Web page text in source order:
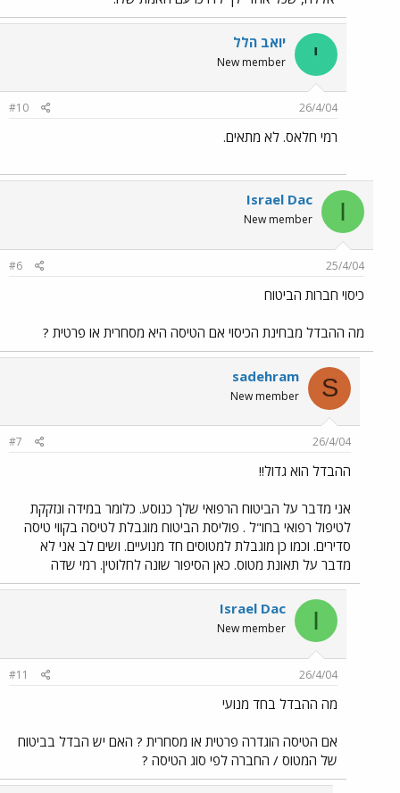
י יואב הלל
New member
26/4/04
#10
רמי חלאס. לא מתאים.
I
Israel Dac
New member
25/4/04
#6
כיסוי חברות הביטוח
מה ההבדל מבחינת הכיסוי אם הטיסה היא מסחרית או פרטית ?
S
sadehram
New member
26/4/04
#7
ההבדל הוא גדול!!
אני מדבר על הביטוח הרפואי שלך כנוסע. כלומר במידה ונזקקת
לטיפול רפואי בחו"ל . פוליסת הביטוח מוגבלת לטיסה בקווי טיסה
סדירים. וכמו כן מוגבלת למטוסים חד מנועיים. ושים לב אני לא
מדבר על תאונת מטוס. כאן הסיפור שונה לחלוטין. רמי שדה
I
Israel Dac
New member
26/4/04
#11
מה ההבדל בחד מנועי
אם הטיסה הוגדרה פרטית או מסחרית ? האם יש הבדל בביטוח
של המטוס / החברה לפי סוג הטיסה ?